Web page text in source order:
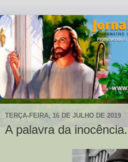
TERÇA-FEIRA, 16 DE JULHO DE 2019
A palavra da inocência.